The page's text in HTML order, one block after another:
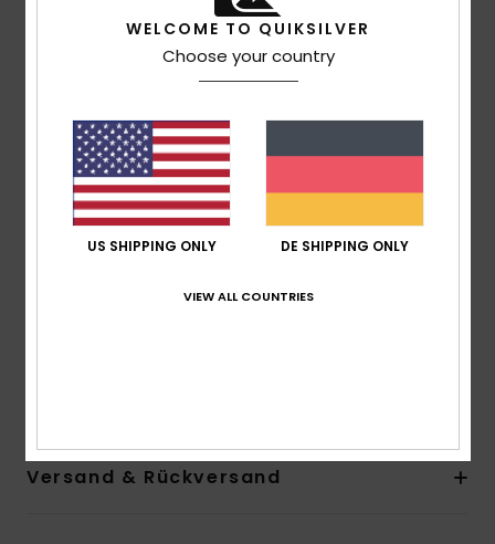
Frauen Weiss T-Shirt mit klassischem Boyfriend Fit
EQYZT07602 Farbcodewdw0
Kollektion:UNI-Kollektion
Material:Rippstrick-Stoff aus Bio-Baumwolle
Waschung:Waschung für einen Vintage-Look
Passform:Classic Boyfriend Fit
Hals: Rundhalsausschnitt
Versand & Rückversand
WELCOME TO QUIKSILVER
Choose your country
US SHIPPING ONLY DE SHIPPING ONLY
VIEW ALL COUNTRIES